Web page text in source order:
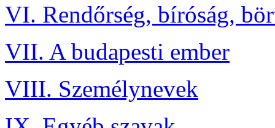
VI. Rendőrség, bíróság,
VII. A budapesti ember
VIII. Személynevek